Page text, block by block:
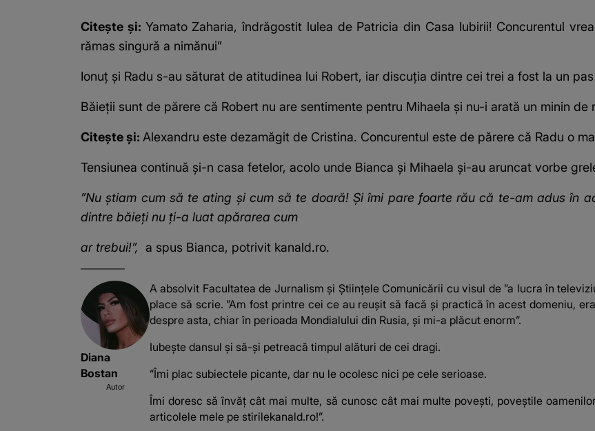
Citește și: Yamato Zaharia, îndrăgostit lulea de Patricia din Casa Iubirii! Concurentul
rămas singură a nimănui”
Ionuț și Radu s-au săturat de atitudinea lui Robert, iar discuția dintre cei trei a fost la un
Băieții sunt de părere că Robert nu are sentimente pentru Mihaela și nu-i arată un minin de
Citește și: Alexandru este dezamăgit de Cristina. Concurentul este de părere că Radu o
Tensiunea continuă și-n casa fetelor, acolo unde Bianca și Mihaela și-au aruncat vorbe
”Nu știam cum să te ating și cum să te doară! Și îmi pare foarte rău că te-am adus în
dintre băieți nu ți-a luat apărarea cum
ar trebui!”, a spus Bianca, potrivit kanald.ro.
Diana
Bostan
Autor
A absolvit Facultatea de Jurnalism și Științele Comunicării cu visul de ”a lucra în
place să scrie. ”Am fost printre cei ce au reușit să facă și practică în acest domeniu,
despre asta, chiar în perioada Mondialului din Rusia, și mi-a plăcut enorm”.
Iubește dansul și să-și petreacă timpul alături de cei dragi.
”Îmi plac subiectele picante, dar nu le ocolesc nici pe cele serioase.
Îmi doresc să învăț cât mai multe, să cunosc cât mai multe povești, poveștile
articolele mele pe stirilekanald.ro!”.